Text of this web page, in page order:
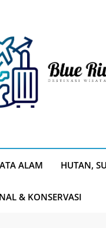
ALAM HUTAN,
& KONSERVASI